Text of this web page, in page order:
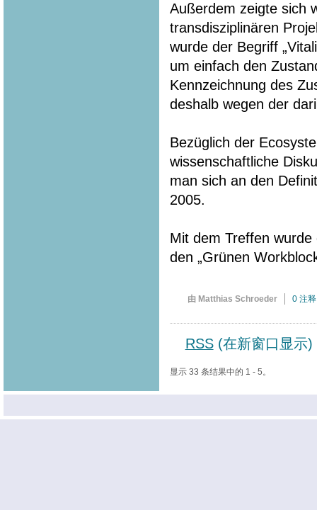
Außerdem zeigte sich
transdisziplinären
wurde der Begriff
um einfach den
Kennzeichnung des
deshalb wegen der
Bezüglich der
wissenschaftliche
man sich an den
2005.
Mit dem Treffen
den „Grünen
由 Matthias Schroeder 0 注释
RSS (在新窗口显示)
显示 33 条结果中的 1 - 5。